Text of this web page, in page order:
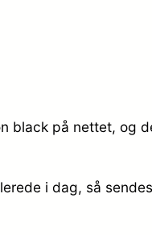
black på nettet, og
i dag, så